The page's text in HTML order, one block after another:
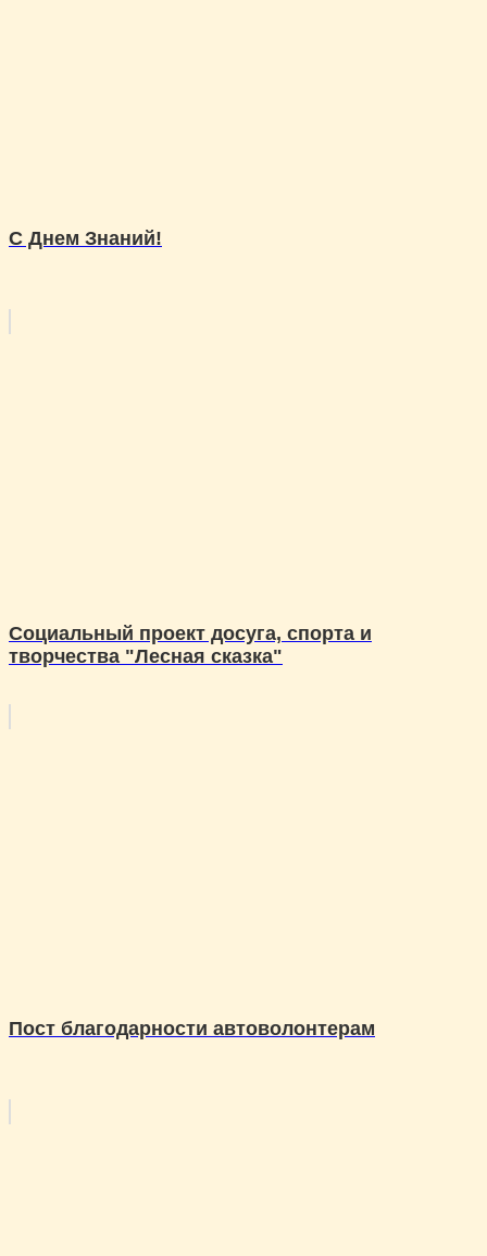
С Днем Знаний!
Социальный проект досуга, спорта и
творчества "Лесная сказка"
Пост благодарности автоволонтерам